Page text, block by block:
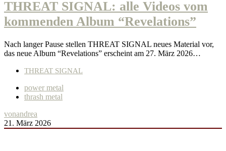
THREAT SIGNAL: alle Videos vom
kommenden Album “Revelations”
Nach langer Pause stellen THREAT SIGNAL neues Material vor,
das neue Album “Revelations” erscheint am 27. März 2026…
THREAT SIGNAL
power metal
thrash metal
vonandrea
21. März 2026